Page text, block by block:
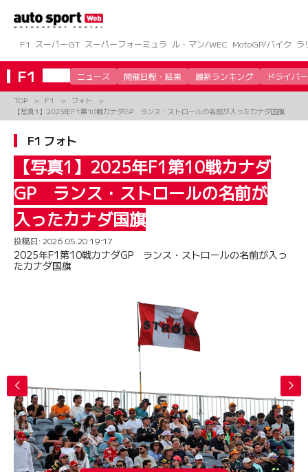
ツ
へ
ス
キ
プ
F1 スーパーGT スーパーフォーミュラ ル・マン/WEC MotoGP/バイク ラ
F1 ニュース 開催日程・結果 最新ランキング ドライバー
TOP F1
フォト
【写真1】2025年F1第10戦カナダGP ランス・ストロールの名前が入ったカナダ国旗
F1 フォト
【写真1】2025年F1第10戦カナダ
GP ランス・ストロールの名前が
入ったカナダ国旗
投稿日: 2026.05.20 19:17
2025年F1第10戦カナダGP ランス・ストロールの名前が入っ
たカナダ国旗